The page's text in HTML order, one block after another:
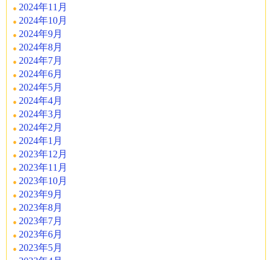
2024年11月
2024年10月
2024年9月
2024年8月
2024年7月
2024年6月
2024年5月
2024年4月
2024年3月
2024年2月
2024年1月
2023年12月
2023年11月
2023年10月
2023年9月
2023年8月
2023年7月
2023年6月
2023年5月